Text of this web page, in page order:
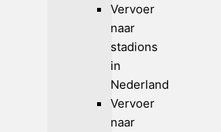
Vervoer
naar
stadions
in
Nederland
Vervoer
naar